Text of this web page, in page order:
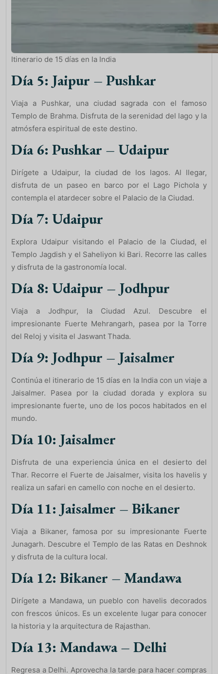
Itinerario de 15 días en la India
Día 5: Jaipur – Pushkar
Viaja a Pushkar, una ciudad sagrada con el famoso
Templo de Brahma. Disfruta de la serenidad del lago y la
atmósfera espiritual de este destino.
Día 6: Pushkar – Udaipur
Dirígete a Udaipur, la ciudad de los lagos. Al llegar,
disfruta de un paseo en barco por el Lago Pichola y
contempla el atardecer sobre el Palacio de la Ciudad.
Día 7: Udaipur
Explora Udaipur visitando el Palacio de la Ciudad, el
Templo Jagdish y el Saheliyon ki Bari. Recorre las calles
y disfruta de la gastronomía local.
Día 8: Udaipur – Jodhpur
Viaja a Jodhpur, la Ciudad Azul. Descubre el
impresionante Fuerte Mehrangarh, pasea por la Torre
del Reloj y visita el Jaswant Thada.
Día 9: Jodhpur – Jaisalmer
Continúa el itinerario de 15 días en la India con un viaje a
Jaisalmer. Pasea por la ciudad dorada y explora su
impresionante fuerte, uno de los pocos habitados en el
mundo.
Día 10: Jaisalmer
Disfruta de una experiencia única en el desierto del
Thar. Recorre el Fuerte de Jaisalmer, visita los havelis y
realiza un safari en camello con noche en el desierto.
Día 11: Jaisalmer – Bikaner
Viaja a Bikaner, famosa por su impresionante Fuerte
Junagarh. Descubre el Templo de las Ratas en Deshnok
y disfruta de la cultura local.
Día 12: Bikaner – Mandawa
Dirígete a Mandawa, un pueblo con havelis decorados
con frescos únicos. Es un excelente lugar para conocer
la historia y la arquitectura de Rajasthan.
Día 13: Mandawa – Delhi
Regresa a Delhi. Aprovecha la tarde para hacer compras